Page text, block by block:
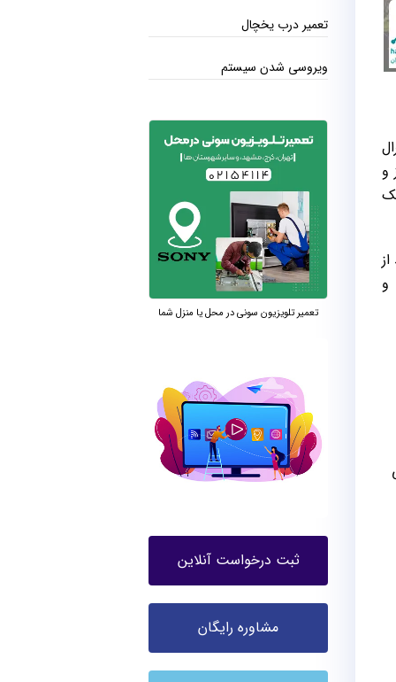
و
و
تعمیر درب یخچال
ویروسی شدن سیستم
تعمیر تلویزیون سونی در محل یا منزل شما
ثبت درخواست آنلاین
مشاوره رایگان